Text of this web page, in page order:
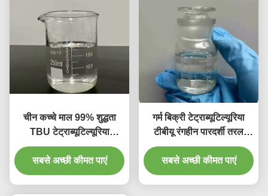
चीन कच्चे माल 99% शुद्धता
TBU टेट्राब्यूटिल्यूरिया
औद्योगिक उपयोग के लिए CAS
4559-86-8
सबसे अच्छी कीमत पाएं
गर्म बिक्री टेट्राब्यूटिल्यूरिया
टीबीयू रंगहीन पारदर्शी तरल
प्रतिस्पर्धी मूल्य के साथ
सबसे अच्छी कीमत पाएं